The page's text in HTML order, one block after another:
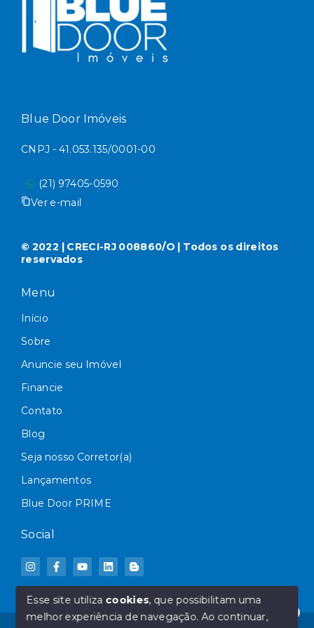
Blue Door Imóveis
CNPJ - 41.053.135/0001-00
(21) 97405-0590
Ver e-mail
© 2022 | CRECI-RJ 008860/O | Todos os direitos
reservados
Menu
Início
Sobre
Anuncie seu Imóvel
Financie
Contato
Blog
Seja nosso Corretor(a)
Lançamentos
Blue Door PRIME
Social
Esse site utiliza cookies, que possibilitam uma
melhor experiência de navegação.Ao continuar,